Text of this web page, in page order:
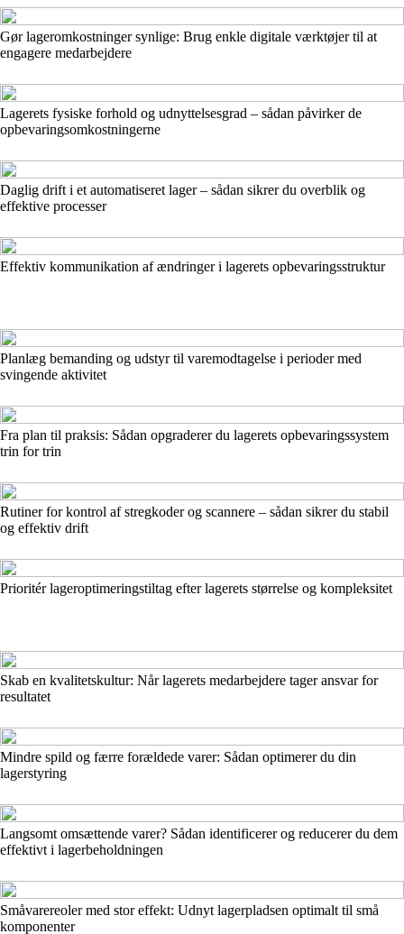
Gør lageromkostninger synlige: Brug enkle digitale værktøjer til at
engagere medarbejdere
Lagerets fysiske forhold og udnyttelsesgrad – sådan påvirker de
opbevaringsomkostningerne
Daglig drift i et automatiseret lager – sådan sikrer du overblik og
effektive processer
Effektiv kommunikation af ændringer i lagerets opbevaringsstruktur
Planlæg bemanding og udstyr til varemodtagelse i perioder med
svingende aktivitet
Fra plan til praksis: Sådan opgraderer du lagerets opbevaringssystem
trin for trin
Rutiner for kontrol af stregkoder og scannere – sådan sikrer du stabil
og effektiv drift
Prioritér lageroptimeringstiltag efter lagerets størrelse og kompleksitet
Skab en kvalitetskultur: Når lagerets medarbejdere tager ansvar for
resultatet
Mindre spild og færre forældede varer: Sådan optimerer du din
lagerstyring
Langsomt omsættende varer? Sådan identificerer og reducerer du dem
effektivt i lagerbeholdningen
Småvarereoler med stor effekt: Udnyt lagerpladsen optimalt til små
komponenter